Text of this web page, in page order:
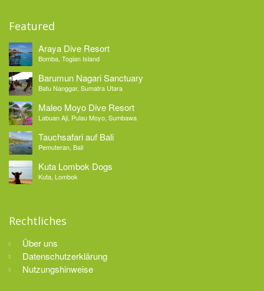
Featured
Araya Dive Resort
Bomba, Togian Island
Barumun Nagari Sanctuary
Batu Nanggar, Sumatra Utara
Maleo Moyo Dive Resort
Labuan Aji, Pulau Moyo, Sumbawa
Tauchsafari auf Bali
Pemuteran, Bali
Kuta Lombok Dogs
Kuta, Lombok
Rechtliches
Über uns
Datenschutzerklärung
Nutzungshinweise